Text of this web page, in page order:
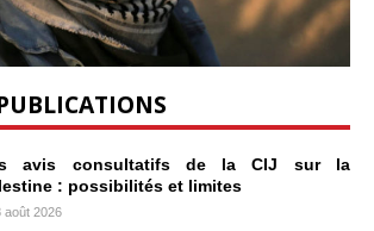
avis consultatifs de la CIJ sur la
: possibilités et limites
août 2026